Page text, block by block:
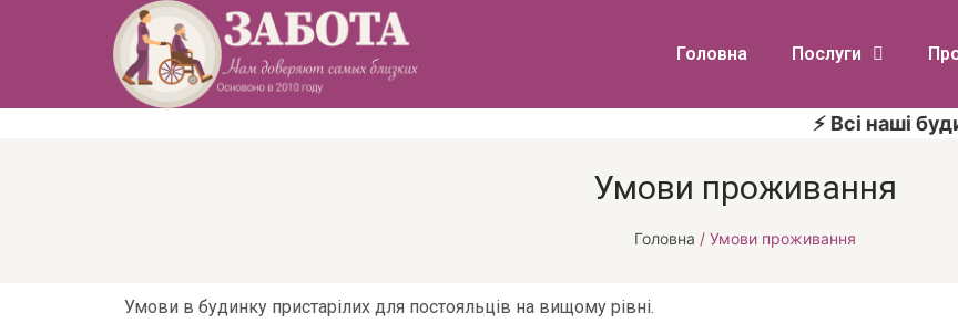
Головна Послуги
⚡ Всі наші
Умови проживання
Головна / Умови проживання
Умови в будинку пристарілих для постояльців на вищому рівні.